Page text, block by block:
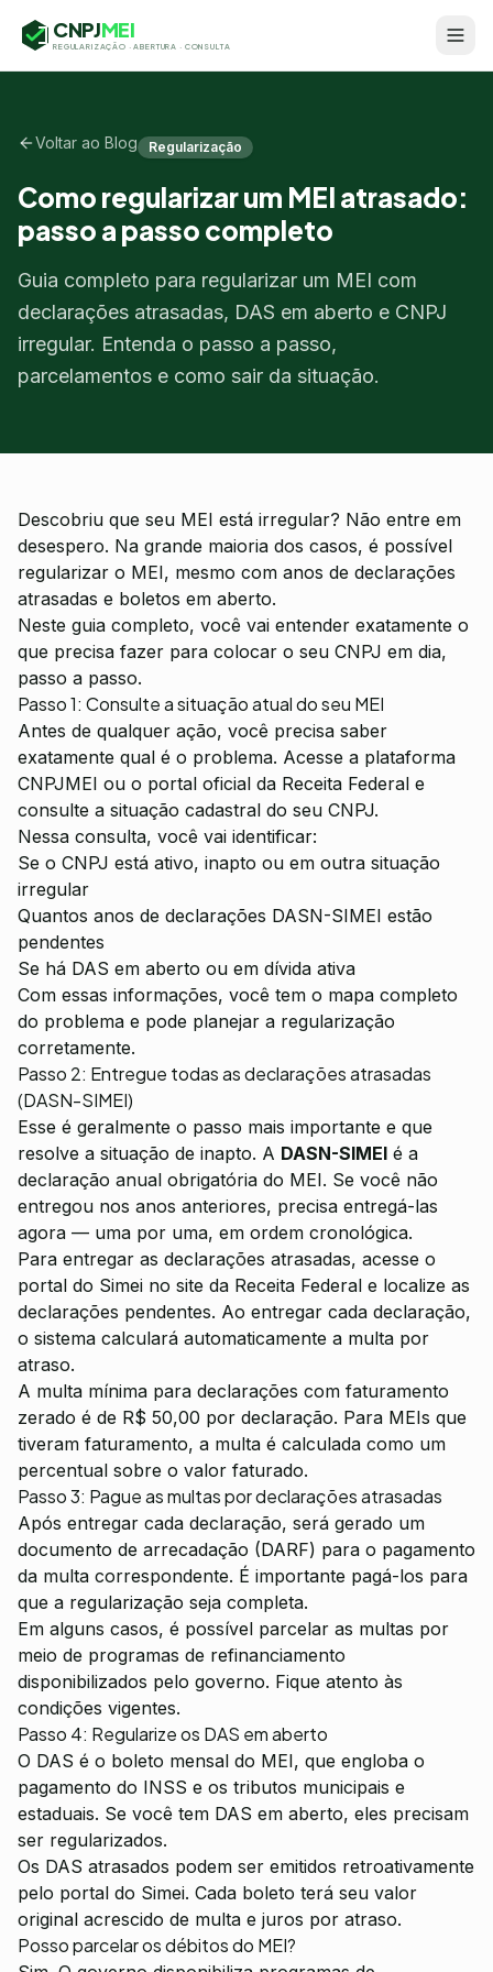
CNPJMEI
REGULARIZAÇÃO · ABERTURA · CONSULTA
Voltar ao Blog Regularização
Como regularizar um MEI atrasado:
passo a passo completo
Guia completo para regularizar um MEI com
declarações atrasadas, DAS em aberto e CNPJ
irregular. Entenda o passo a passo,
parcelamentos e como sair da situação.
Descobriu que seu MEI está irregular? Não entre em
desespero. Na grande maioria dos casos, é possível
regularizar o MEI, mesmo com anos de declarações
atrasadas e boletos em aberto.
Neste guia completo, você vai entender exatamente o
que precisa fazer para colocar o seu CNPJ em dia,
passo a passo.
Passo 1: Consulte a situação atual do seu MEI
Antes de qualquer ação, você precisa saber
exatamente qual é o problema. Acesse a plataforma
CNPJMEI ou o portal oficial da Receita Federal e
consulte a situação cadastral do seu CNPJ.
Nessa consulta, você vai identificar:
Se o CNPJ está ativo, inapto ou em outra situação
irregular
Quantos anos de declarações DASN-SIMEI estão
pendentes
Se há DAS em aberto ou em dívida ativa
Com essas informações, você tem o mapa completo
do problema e pode planejar a regularização
corretamente.
Passo 2: Entregue todas as declarações atrasadas
(DASN-SIMEI)
Esse é geralmente o passo mais importante e que
resolve a situação de inapto. A DASN-SIMEI é a
declaração anual obrigatória do MEI. Se você não
entregou nos anos anteriores, precisa entregá-las
agora — uma por uma, em ordem cronológica.
Para entregar as declarações atrasadas, acesse o
portal do Simei no site da Receita Federal e localize as
declarações pendentes. Ao entregar cada declaração,
o sistema calculará automaticamente a multa por
atraso.
A multa mínima para declarações com faturamento
zerado é de R$ 50,00 por declaração. Para MEIs que
tiveram faturamento, a multa é calculada como um
percentual sobre o valor faturado.
Passo 3: Pague as multas por declarações atrasadas
Após entregar cada declaração, será gerado um
documento de arrecadação (DARF) para o pagamento
da multa correspondente. É importante pagá-los para
que a regularização seja completa.
Em alguns casos, é possível parcelar as multas por
meio de programas de refinanciamento
disponibilizados pelo governo. Fique atento às
condições vigentes.
Passo 4: Regularize os DAS em aberto
O DAS é o boleto mensal do MEI, que engloba o
pagamento do INSS e os tributos municipais e
estaduais. Se você tem DAS em aberto, eles precisam
ser regularizados.
Os DAS atrasados podem ser emitidos retroativamente
pelo portal do Simei. Cada boleto terá seu valor
original acrescido de multa e juros por atraso.
Posso parcelar os débitos do MEI?